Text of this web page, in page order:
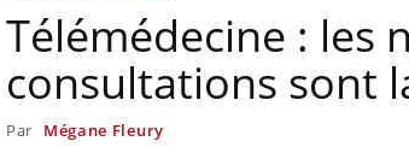
Télémédecine : les
consultations sont
Par Mégane Fleury